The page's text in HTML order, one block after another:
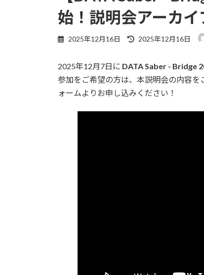
始！説明会アーカイ
2025年12月16日
最
新
日
:
2025年12月16日
2025年12月7日に DATA Saber - Bridge
参加をご希望の方は、本説明会の内容
ォームよりお申し込みください！